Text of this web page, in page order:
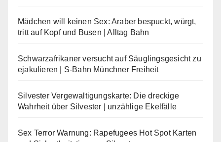
Mädchen will keinen Sex: Araber bespuckt, würgt,
tritt auf Kopf und Busen | Alltag Bahn
Schwarzafrikaner versucht auf Säuglingsgesicht zu
ejakulieren | S-Bahn Münchner Freiheit
Silvester Vergewaltigungskarte: Die dreckige
Wahrheit über Silvester | unzählige Ekelfälle
Sex Terror Warnung: Rapefugees Hot Spot Karten